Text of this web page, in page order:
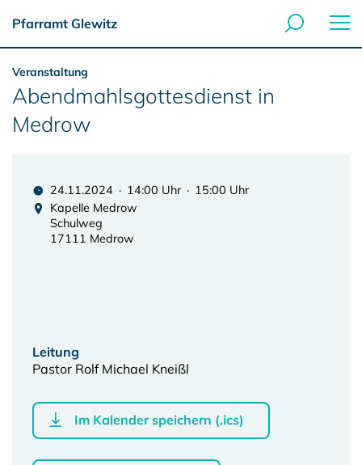
Pfarramt Glewitz
Veranstaltung
Abendmahlsgottesdienst in
Medrow
24.11.2024 · 14:00 Uhr · 15:00 Uhr
Kapelle Medrow
Schulweg
17111 Medrow
Leitung
Pastor Rolf Michael Kneißl
Im Kalender speichern (.ics)